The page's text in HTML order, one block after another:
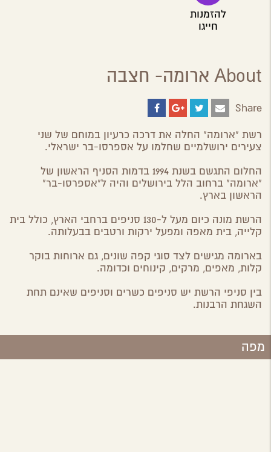
להזמנות
חייגו
About ארומה- חצבה
Share
Email
Twitter
Googleרשת "ארומה" החלה את דרכה כרעיון במוחם של שני
צעירים ירושלמיים שחלמו על אספרסו-בר ישראלי.
החלום התגשם בשנת 1994 בדמות הסניף הראשון של
"ארומה" ברחוב הלל בירושלים והיה ל"אספרסו-בר"
הראשון בארץ.
הרשת מונה כיום מעל ל-130 סניפים ברחבי הארץ, כולל בית
קלייה, בית מאפה ומפעל ירקות ורטבים בבעלותה.
בארומה מגישים לצד סוגי קפה שונים, גם ארוחות בוקר
קלות, מאפים, מרקים, קינוחים וכדומה.
בין סניפי הרשת יש סניפים כשרים וסניפים שאינם תחת
השגחת הרבנות.
מפה